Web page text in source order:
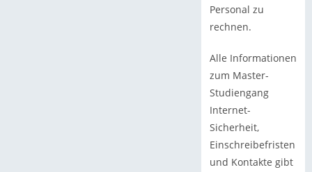
Personal zu
rechnen.
Alle Informationen
zum Master-
Studiengang
Internet-
Sicherheit,
Einschreibefristen
und Kontakte gibt